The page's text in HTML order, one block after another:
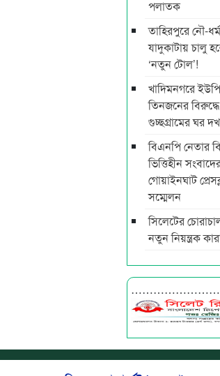
পলাতক
তাহিরপুরে নৌ-
যাদুকাটায় চালু
‘নতুন টোল’!
খাদিমনগরে
তিনজনের
গুচ্ছগ্রামের ঘর
বিএনপি নেতার
ভিত্তিহীন
গোয়াইনঘাট
সম্মেলন
সিলেটের
নতুন নিয়ন্ত্রক